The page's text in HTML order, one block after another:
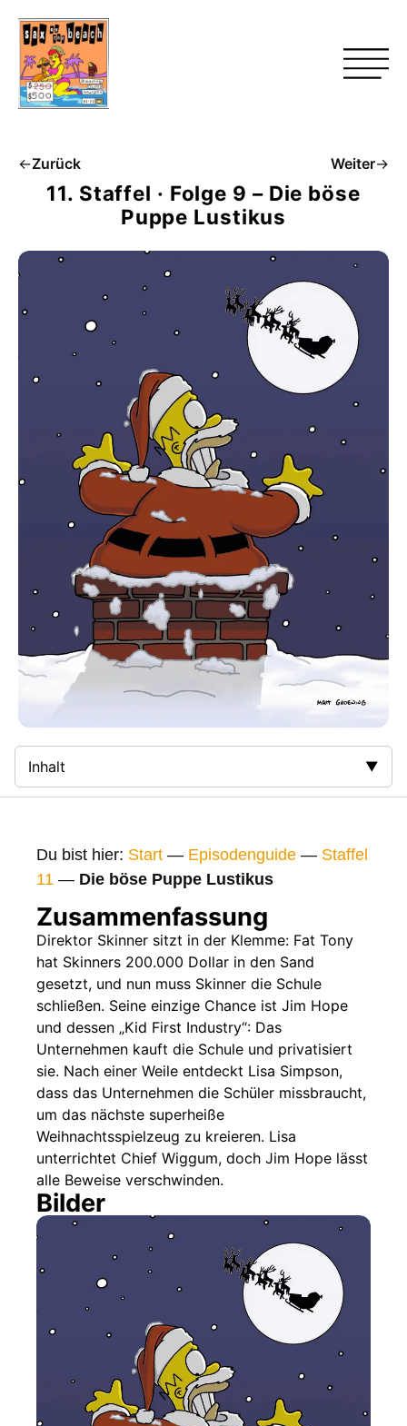
←Zurück Weiter→
11. Staffel · Folge 9 – Die böse
Puppe Lustikus
Inhalt
Zusammenfassung
Gags
Gaststars
Fakten
Sendetermine
Nächste / Vorherige Folge
Du bist hier: Start — Episodenguide — Staffel
11 — Die böse Puppe Lustikus
Zusammenfassung
Direktor Skinner sitzt in der Klemme: Fat Tony
hat Skinners 200.000 Dollar in den Sand
gesetzt, und nun muss Skinner die Schule
schließen. Seine einzige Chance ist Jim Hope
und dessen „Kid First Industry“: Das
Unternehmen kauft die Schule und privatisiert
sie. Nach einer Weile entdeckt Lisa Simpson,
dass das Unternehmen die Schüler missbraucht,
um das nächste superheiße
Weihnachtsspielzeug zu kreieren. Lisa
unterrichtet Chief Wiggum, doch Jim Hope lässt
alle Beweise verschwinden.
Bilder